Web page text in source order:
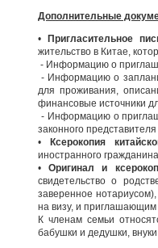
Дополнительные
•
Пригласительное
жительство в Китае,
- Информацию о
- Информацию о
для проживания,
финансовые источники
- Информацию о
законного
•
Ксерокопия
иностранного
•Оригинал и
свидетельство о
заверенное
на визу, и
К членам семьи
бабушки и дедушки,